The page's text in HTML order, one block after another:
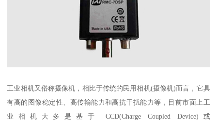
工业相机又俗称摄像机，相比于传统的民用相机(摄像机)而言，它具
有高的图像稳定性、高传输能力和高抗干扰能力等，目前市面上工
业相机大多是基于 CCD(Charge Coupled Device)或